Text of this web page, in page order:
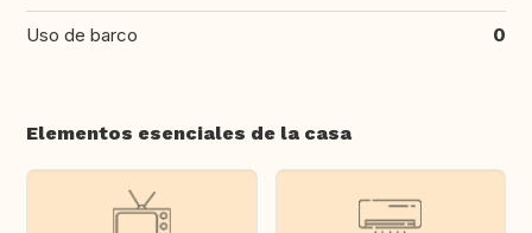
Uso de barco 0
Elementos esenciales de la casa